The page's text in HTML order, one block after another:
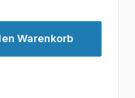
Warenkorb